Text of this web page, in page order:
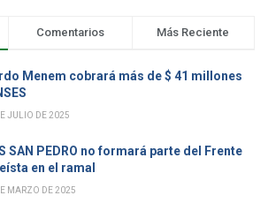
Comentarios Más Reciente
Menem cobrará más de $ 41 millones
JULIO DE 2025
SAN PEDRO no formará parte del Frente
en el ramal
MARZO DE 2025